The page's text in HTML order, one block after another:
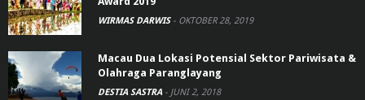
WIRMAS DARWIS - OKTOBER 28, 2019
Macau Dua Lokasi Potensial Sektor Pariwisata &
Olahraga Paranglayang
DESTIA SASTRA - JUNI 2, 2018